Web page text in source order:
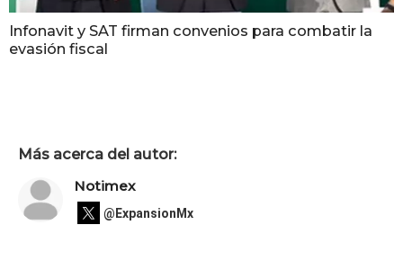
Infonavit y SAT firman convenios para combatir la
evasión fiscal
Más acerca del autor:
Notimex
@ExpansionMx